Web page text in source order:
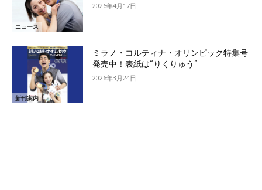
ニュース
2026年4月17日
新刊案内
ミラノ・コルティナ・オリンピック特集号
発売中！表紙は“りくりゅう”
2026年3月24日